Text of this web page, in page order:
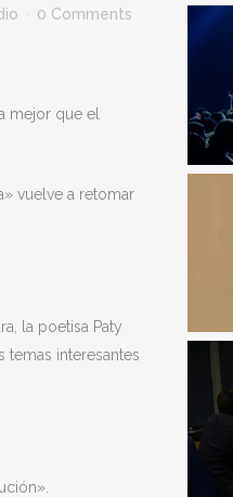
0 Comments
mejor que el
vuelve a retomar
la poetisa Paty
temas interesantes